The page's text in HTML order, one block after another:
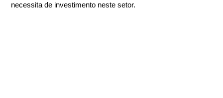
necessita de investimento neste setor.